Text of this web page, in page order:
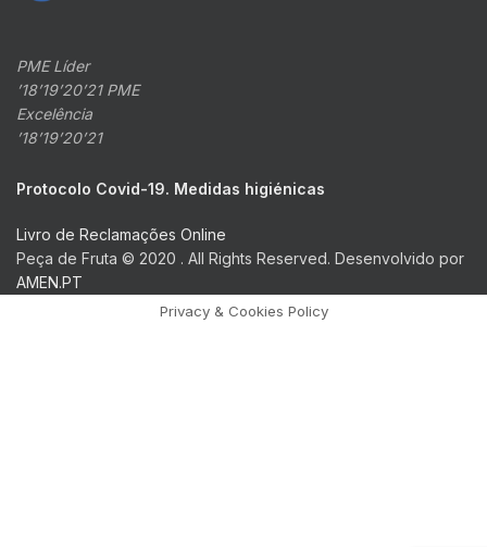
PME Líder
’18’19’20’21 PME
Excelência
’18’19’20’21
Protocolo Covid-19. Medidas higiénicas
Livro de Reclamações Online
Peça de Fruta © 2020 . All Rights Reserved. Desenvolvido por
AMEN.PT
Privacy & Cookies Policy